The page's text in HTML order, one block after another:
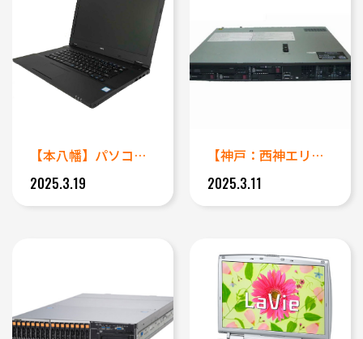
【本八幡】パソコンのブルースク...
2025.3.19
【神戸：西神エリアで緊急対応】...
2025.3.11